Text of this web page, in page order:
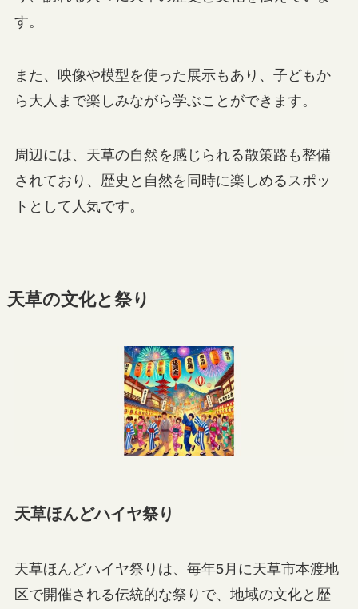
す。
また、映像や模型を使った展示もあり、子どもか
ら大人まで楽しみながら学ぶことができます。
周辺には、天草の自然を感じられる散策路も整備
されており、歴史と自然を同時に楽しめるスポッ
トとして人気です。
天草の文化と祭り
天草ほんどハイヤ祭り
天草ほんどハイヤ祭りは、毎年5月に天草市本渡地
区で開催される伝統的な祭りで、地域の文化と歴